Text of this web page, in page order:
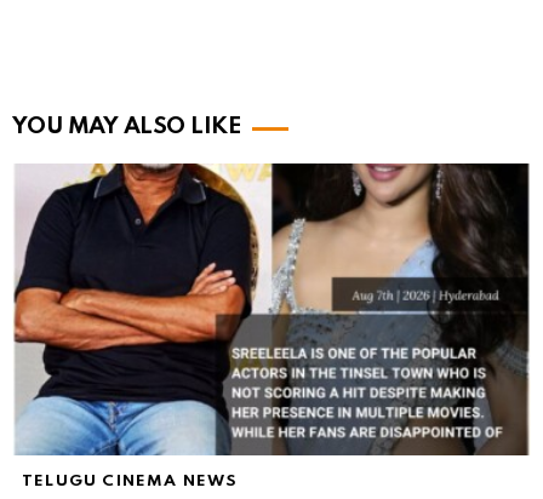
YOU MAY ALSO LIKE
TELUGU CINEMA NEWS